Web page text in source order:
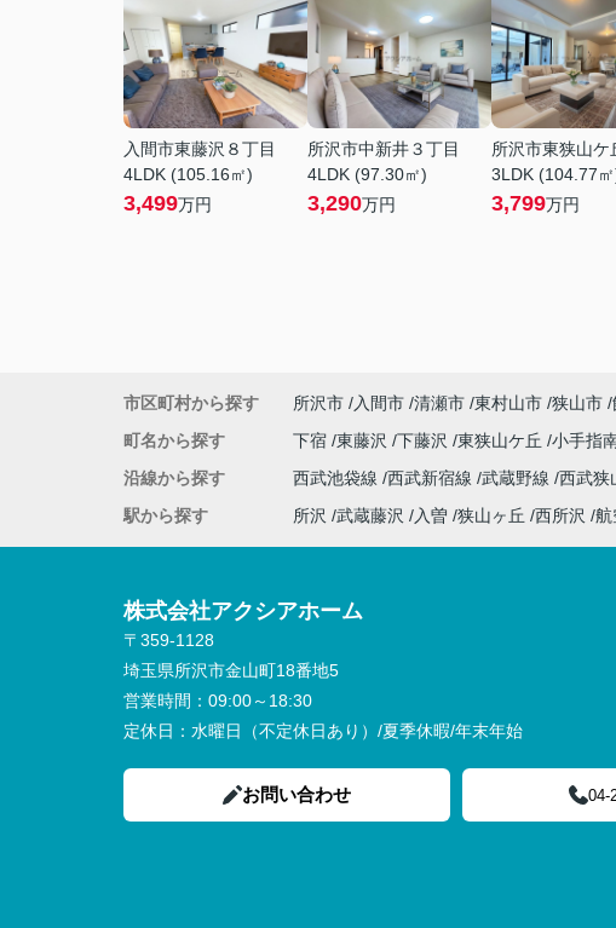
入間市東藤沢８丁目
4LDK (105.16㎡)
3,499万円
所沢市中新井３丁目
4LDK (97.30㎡)
3,290万円
所沢市東狭山ケ
3LDK (104.77
3,799万円
市区町村から探す 所沢市 入間市 清瀬市 東村山市 狭山市
町名から探す
下宿 東藤沢 下藤沢 東狭山ケ丘 小手指
沿線から探す
西武池袋線 西武新宿線 武蔵野線 西武狭
駅から探す
所沢 武蔵藤沢 入曽 狭山ヶ丘 西所沢 航
株式会社アクシアホーム
〒359-1128
埼玉県所沢市金山町18番地5
営業時間： 09:00～18:30
定休日： 水曜日（不定休日あり）/夏季休暇/年末年始
お問い合わせ 04-